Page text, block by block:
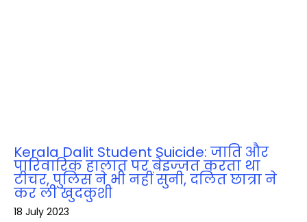
Kerala Dalit Student Suicide: जाति और
पारिवारिक हालात पर बेइज्‍जत करता था
टीचर, पुलिस ने भी नहीं सुनी, दलित छात्रा ने
कर ली खुदकुशी
18 July 2023